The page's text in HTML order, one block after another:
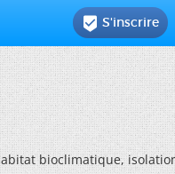
 S'inscrire
bioclimatique,